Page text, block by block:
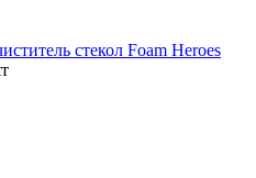
стекол Foam Heroes